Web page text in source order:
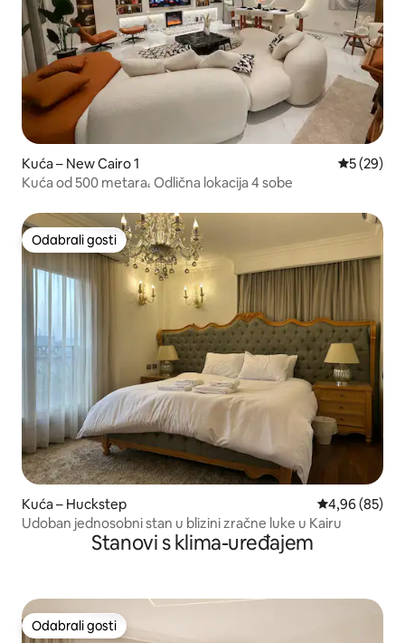
Kuća – New Cairo 1 Prosječna
5 (29)
Kuća od 500 metara، Odlična lokacija 4 sobe
Odabrali gosti
Odabrali gosti
Kuća – Huckstep Prosječna
4,96 (85)
Udoban jednosobni stan u blizini zračne luke u Kairu
Stanovi s klima-uređajem
Odabrali gosti
Odabrali gosti